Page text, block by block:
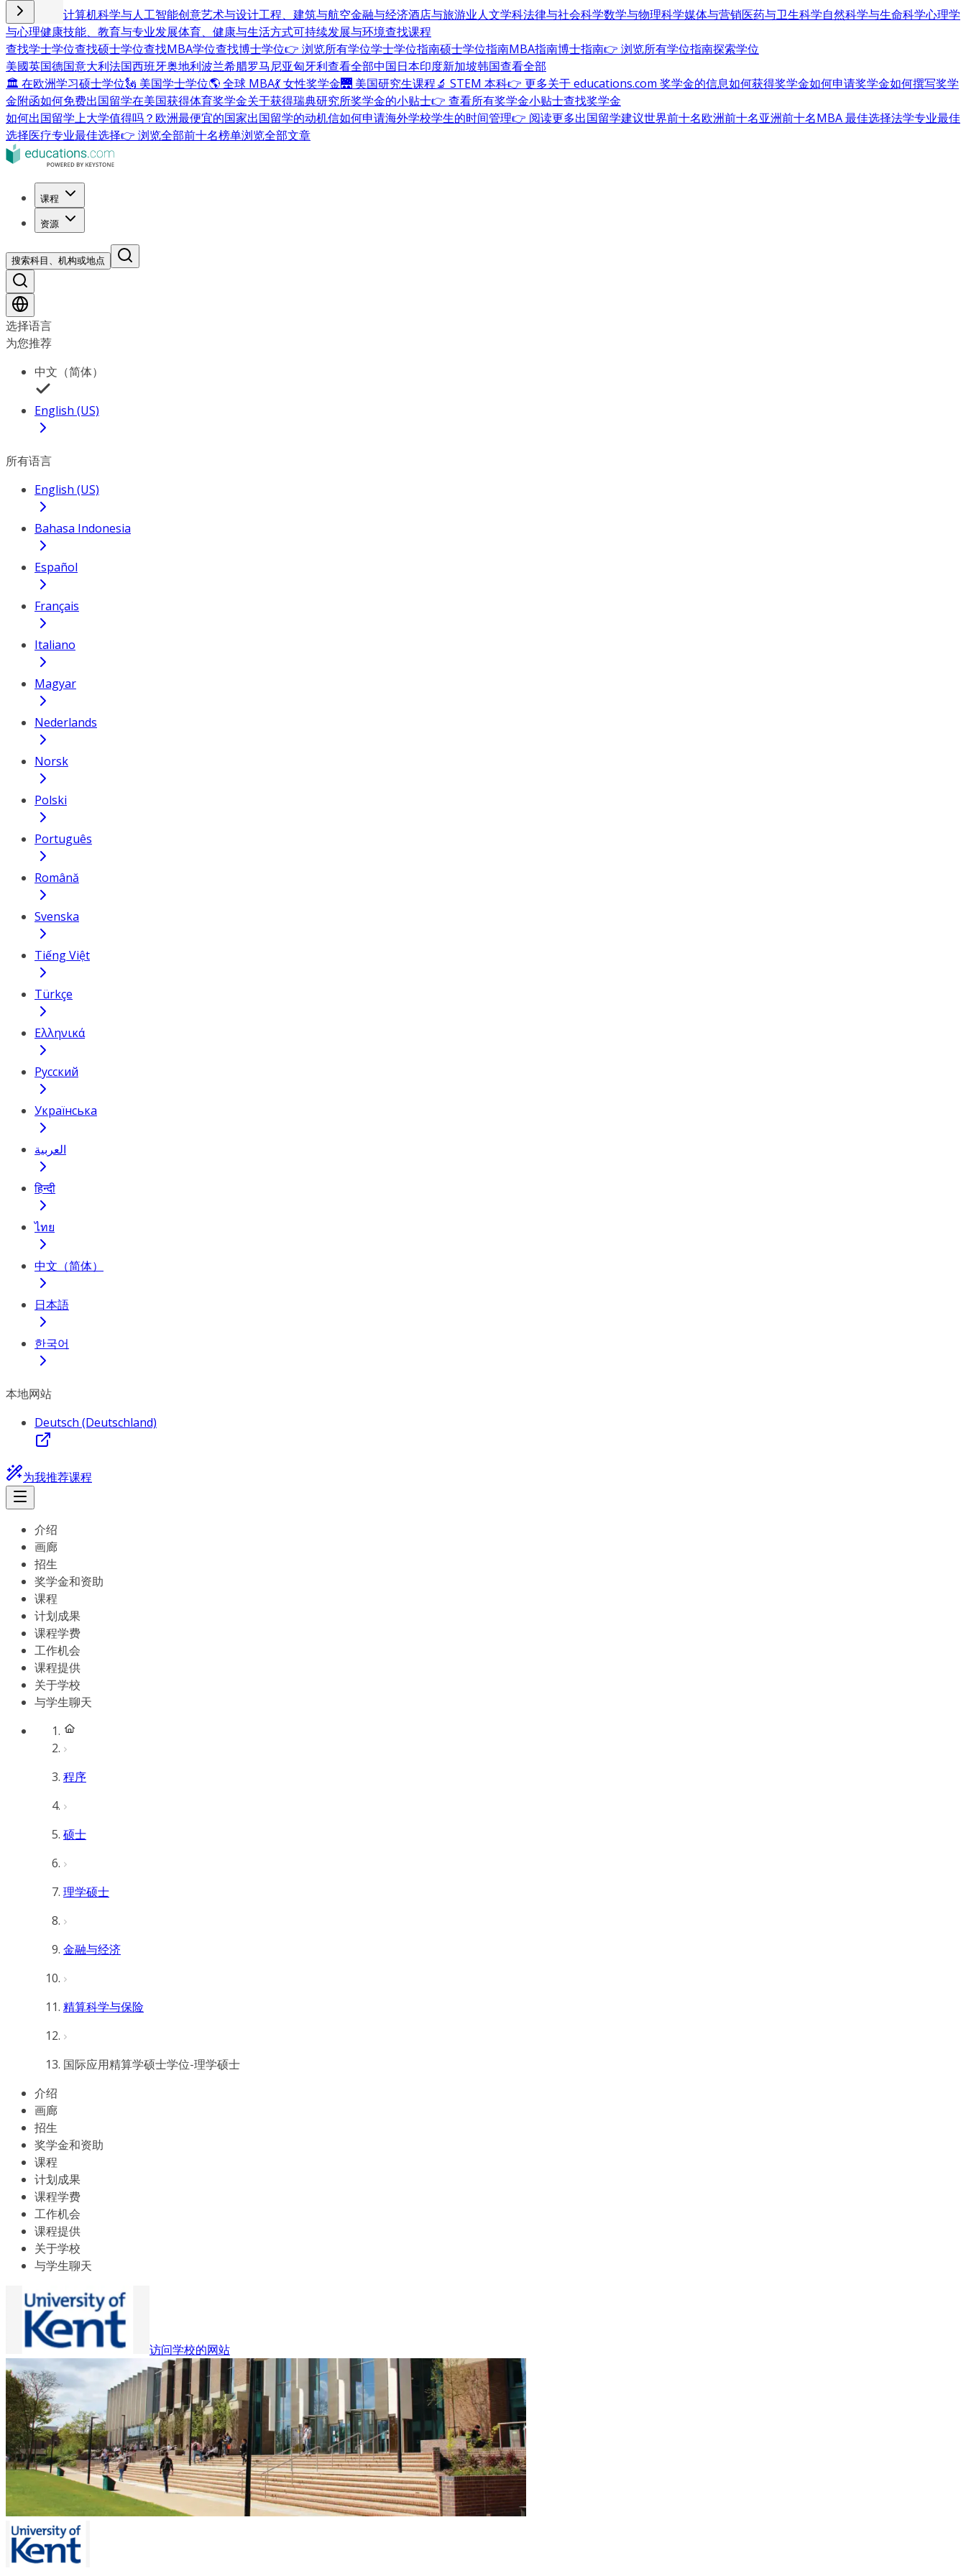
商业与管理 计算机科学与人工智能创意艺术与设计工程、建筑与航空金融与经济酒店与旅游业人文学科法律与社会科学数学与物理科学媒体与营销医药与卫生科学自然科学与生命科学心理学
与心理健康技能、教育与专业发展体育、健康与生活方式可持续发展与环境查找课程
查找学士学位查找硕士学位查找MBA学位查找博士学位👉 浏览所有学位学士学位指南硕士学位指南MBA指南博士指南👉 浏览所有学位指南探索学位
美國英国德国意大利法国西班牙奥地利波兰希腊罗马尼亚匈牙利查看全部中国日本印度新加坡韩国查看全部
🏛 在欧洲学习硕士学位🗽 美国学士学位🌎 全球 MBA💃 女性奖学金🌉 美国研究生课程🔬 STEM 本科👉 更多关于 educations.com 奖学金的信息如何获得奖学金如何申请奖学金如何撰写奖学
金附函如何免费出国留学在美国获得体育奖学金关于获得瑞典研究所奖学金的小贴士👉 查看所有奖学金小贴士查找奖学金
如何出国留学上大学值得吗？ 欧洲最便宜的国家出国留学的动机信如何申请海外学校学生的时间管理👉 阅读更多出国留学建议世界前十名欧洲前十名亚洲前十名MBA 最佳选择法学专业最佳
选择医疗专业最佳选择👉 浏览全部前十名榜单浏览全部文章
课程
资源
搜索科目、机构或地点
选择语言
为您推荐
中文（简体）
English (US)
所有语言
English (US)
Bahasa Indonesia
Español
Français
Italiano
Magyar
Nederlands
Norsk
Polski
Português
Română
Svenska
Tiếng Việt
Türkçe
Ελληνικά
Русский
Українська
العربية
हिन्दी
ไทย
中文（简体）
日本語
한국어
本地网站
Deutsch (Deutschland)
为我推荐课程
介绍
画廊
招生
奖学金和资助
课程
计划成果
课程学费
工作机会
课程提供
关于学校
与学生聊天
程序
硕士
理学硕士
金融与经济
精算科学与保险
国际应用精算学硕士学位-理学硕士
介绍
画廊
招生
奖学金和资助
课程
计划成果
课程学费
工作机会
课程提供
关于学校
与学生聊天
访问学校的网站